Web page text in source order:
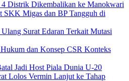
4 Distrik Dikembalikan ke Manokwari
SKK Migas dan BP Tangguh di
Surat Edaran Terkait Mutasi
dan Konsep CSR Konteks
Jadi Host Piala Dunia U-20
Lolos Vermin Lanjut ke Tahap